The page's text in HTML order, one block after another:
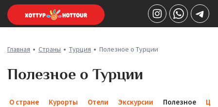
Главная Страны Турция Полезное о Турции
Полезное о Турции
О стране Курорты Отели Экскурсии Полезное